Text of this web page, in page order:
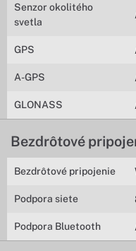
Senzor okolitého
svetla
GPS
A-GPS
GLONASS
Bezdrôtové
Bezdrôtové pripojenie
Podpora siete
Podpora Bluetooth